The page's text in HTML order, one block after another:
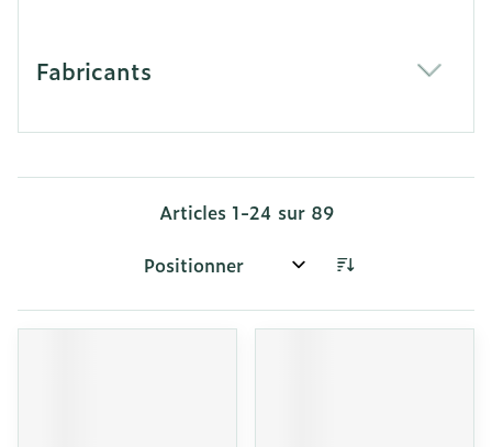
Fabricants
Articles 1-24 sur 89
Trier par: